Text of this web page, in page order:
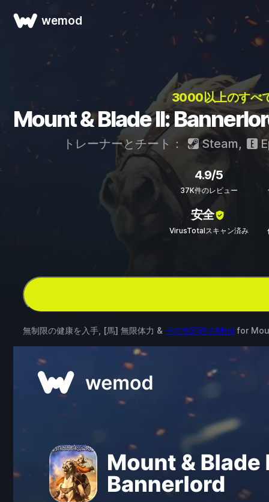
wemod
3000以上のすべ
Mount & Blade II:
トレーナーとチート： Steam,
4.9/5
37K件のレビュー
安全
VirusTotalスキャン済み
無制限の健康を入手, [馬] 無限体力 & その他31件のMod for